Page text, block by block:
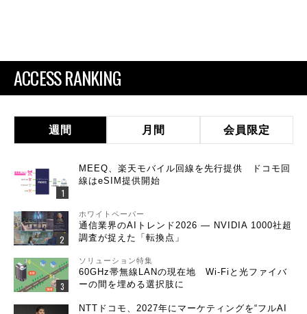
ACCESS RANKING
週間 月間 会員限定
MEEQ、楽天モバイル回線を先行提供 ドコモ回
線はeSIM提供開始
ホワイトペーパー
通信業界のAIトレンド2026 ― NVIDIA 1000社超
調査が捉えた「転換点」
ソリューション特集
60GHz帯無線LANの現在地 Wi-Fiと光ファイバ
ーの間を埋める選択肢に
NTTドコモ、2027年にマーケティングを“フルAI